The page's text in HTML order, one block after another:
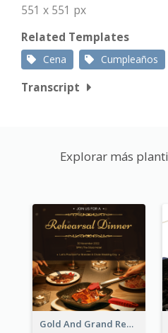
551 x 551 px
Related Templates
Cena Cumpleaños
Transcript
Explorar más
Gold And Grand Rehearsal Dinner For Wedding Invitation